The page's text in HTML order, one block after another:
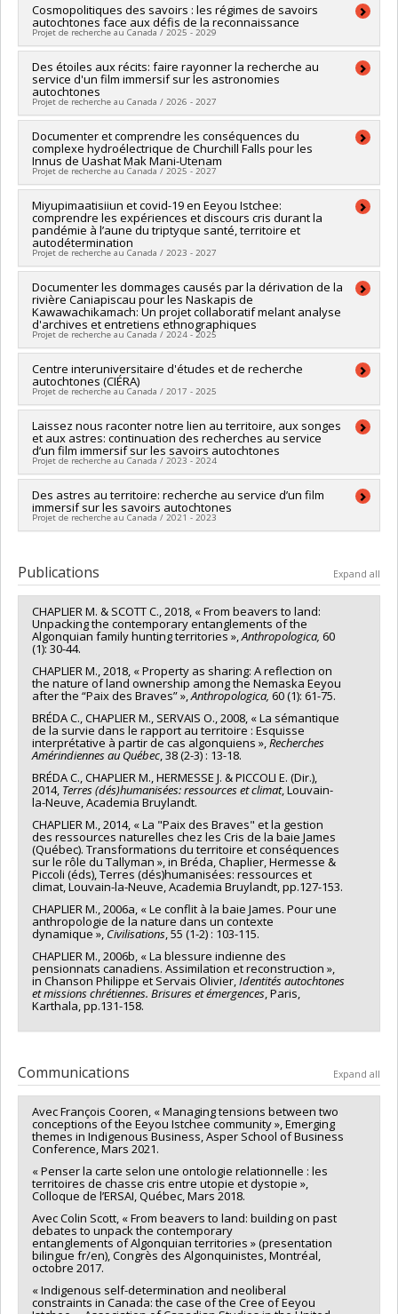
Grant programs:PV129894-(RG) Programme Regroupements
stratégiques
Lead researcher :Robert Crépeau
Co-researchers :Marie-Pierre Bousquet,Christian Gates St-
Pierre
,
Marie-Ève Bradette,Isabelle Bouchard,Magda Helena
Dziubinska,
Funding sources: FRQSC/Fonds de recherche du Québec -
Société et culture (FQRSC)
Grant programs:PVXXXXXX-(SE) Programme Soutien aux
équipes de recherche - Stade de développement :
Renouvellement
Cosmopolitiques des savoirs : les régimes de savoirs
autochtones face aux défis de la reconnaissance
Projet de recherche au Canada / 2025 - 2029
Lead researcher :Robert Crépeau
Co-researchers : Marie-Pierre Bousquet,Christian Gates St-
Pierre,Ingrid Hall ,Mélanie Chaplier
Funding sources:FRQSC/Fonds de recherche du Québec -
Société et culture (FQRSC)
Grant programs:PVXXXXXX-(SE) Programme Soutien aux
équipes de recherche - Stade de développement :
Renouvellement
Des étoiles aux récits: faire rayonner la recherche au
service d'un film immersif sur les astronomies
autochtones
Projet de recherche au Canada / 2026 - 2027
Lead researcher : Mélanie Chaplier
Co-researchers :Laurie Rousseau-Nepton
Funding sources:CRSH/Conseil de recherches en sciences
humaines du Canada
Grant programs:PV152160-Subvention Connexion
Documenter et comprendre les conséquences du
complexe hydroélectrique de Churchill Falls pour les
Innus de Uashat Mak Mani-Utenam
Projet de recherche au Canada / 2025 - 2027
Lead researcher :Mélanie Chaplier
Funding sources:CRSH/Conseil de recherches en sciences
humaines du Canada
Grant programs:PVXXXXXX-Subvention d'engagement
partenarial
Miyupimaatisiiun et covid-19 en Eeyou Istchee:
comprendre les expériences et discours cris durant la
pandémie à l’aune du triptyque santé, territoire et
autodétermination
Projet de recherche au Canada / 2023 - 2027
Lead researcher : Mélanie Chaplier
Funding sources:FRQSC/Fonds de recherche du Québec -
Société et culture (FQRSC)
Grant programs:PV113813-(NP) Soutien à la recherche pour la
relève professorale
Documenter les dommages causés par la dérivation de la
rivière Caniapiscau pour les Naskapis de
Kawawachikamach: Un projet collaboratif melant analyse
d'archives et entretiens ethnographiques
Projet de recherche au Canada / 2024 - 2025
Lead researcher :Mélanie Chaplier
Funding sources:MITACS Inc.
Grant programs:
Centre interuniversitaire d'études et de recherche
autochtones (CIÉRA)
Projet de recherche au Canada / 2017 - 2025
Lead researcher :Geneviève Motard,Thierry Rodon
Co-researchers :Marie-Pierre Bousquet,Christian Gates St-
Pierre,Mélanie Chaplier
Funding sources:FRQSC/Fonds de recherche du Québec -
Société et culture (FQRSC)
Grant programs: PV129894-(RG) Programme Regroupements
stratégiques
Laissez nous raconter notre lien au territoire, aux songes
et aux astres: continuation des recherches au service
d’un film immersif sur les savoirs autochtones
Projet de recherche au Canada / 2023 - 2024
Lead researcher :Mélanie Chaplier
Funding sources:MITACS Inc.
Grant programs:
Des astres au territoire: recherche au service d’un film
immersif sur les savoirs autochtones
Projet de recherche au Canada / 2021 - 2023
Funding sources:
Grant programs:PVXXXXXX-Stage Accélération Québec -
MITACS
Publications Expand all
CHAPLIER M. & SCOTT C., 2018, « From beavers to land:
Unpacking the contemporary entanglements of the
Algonquian family hunting territories »,Anthropologica, 60
(1): 30-44.
CHAPLIER M., 2018, « Property as sharing: A reflection on
the nature of land ownership among the Nemaska Eeyou
after the “Paix des Braves” »,Anthropologica, 60 (1): 61-75.
BRÉDA C., CHAPLIER M., SERVAIS O., 2008, « La sémantique
de la survie dans le rapport au territoire : Esquisse
interprétative à partir de cas algonquiens »,Recherches
Amérindiennes au Québec, 38 (2-3) : 13-18.
BRÉDA C., CHAPLIER M., HERMESSE J. & PICCOLI E. (Dir.),
2014, Terres (dés)humanisées: ressources et climat, Louvain-
la-Neuve, Academia Bruylandt.
CHAPLIER M., 2014, « La "Paix des Braves" et la gestion
des ressources naturelles chez les Cris de la baie James
(Québec). Transformations du territoire et conséquences
sur le rôle du Tallyman », in Bréda, Chaplier, Hermesse &
Piccoli (éds), Terres (dés)humanisées: ressources et
climat, Louvain-la-Neuve, Academia Bruylandt, pp.127-153.
CHAPLIER M., 2006a, « Le conflit à la baie James. Pour une
anthropologie de la nature dans un contexte
dynamique », Civilisations, 55 (1-2) : 103-115.
CHAPLIER M., 2006b, « La blessure indienne des
pensionnats canadiens. Assimilation et reconstruction »,
in Chanson Philippe et Servais Olivier,Identités autochtones
et missions chrétiennes. Brisures et émergences, Paris,
Karthala, pp.131-158.
Communications Expand all
Avec François Cooren, « Managing tensions between two
conceptions of the Eeyou Istchee community », Emerging
themes in Indigenous Business, Asper School of Business
Conference, Mars 2021.
« Penser la carte selon une ontologie relationnelle : les
territoires de chasse cris entre utopie et dystopie »,
Colloque de l’ERSAI, Québec, Mars 2018.
Avec Colin Scott, « From beavers to land: building on past
debates to unpack the contemporary
entanglements of Algonquian territories » (presentation
bilingue fr/en), Congrès des Algonquinistes, Montréal,
octobre 2017.
« Indigenous self-determination and neoliberal
constraints in Canada: the case of the Cree of Eeyou